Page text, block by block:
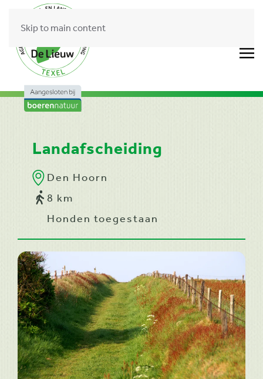
Skip to main content
Landafscheiding
Den Hoorn
8 km
Honden toegestaan